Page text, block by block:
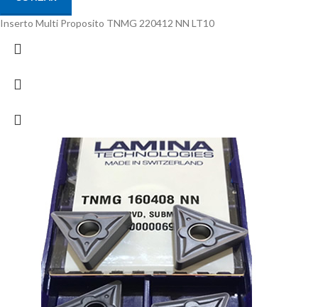
Inserto Multi Proposito TNMG 220412 NN LT10